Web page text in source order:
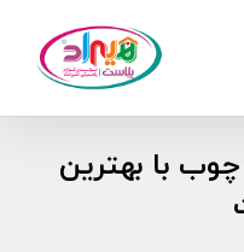
با بهترین